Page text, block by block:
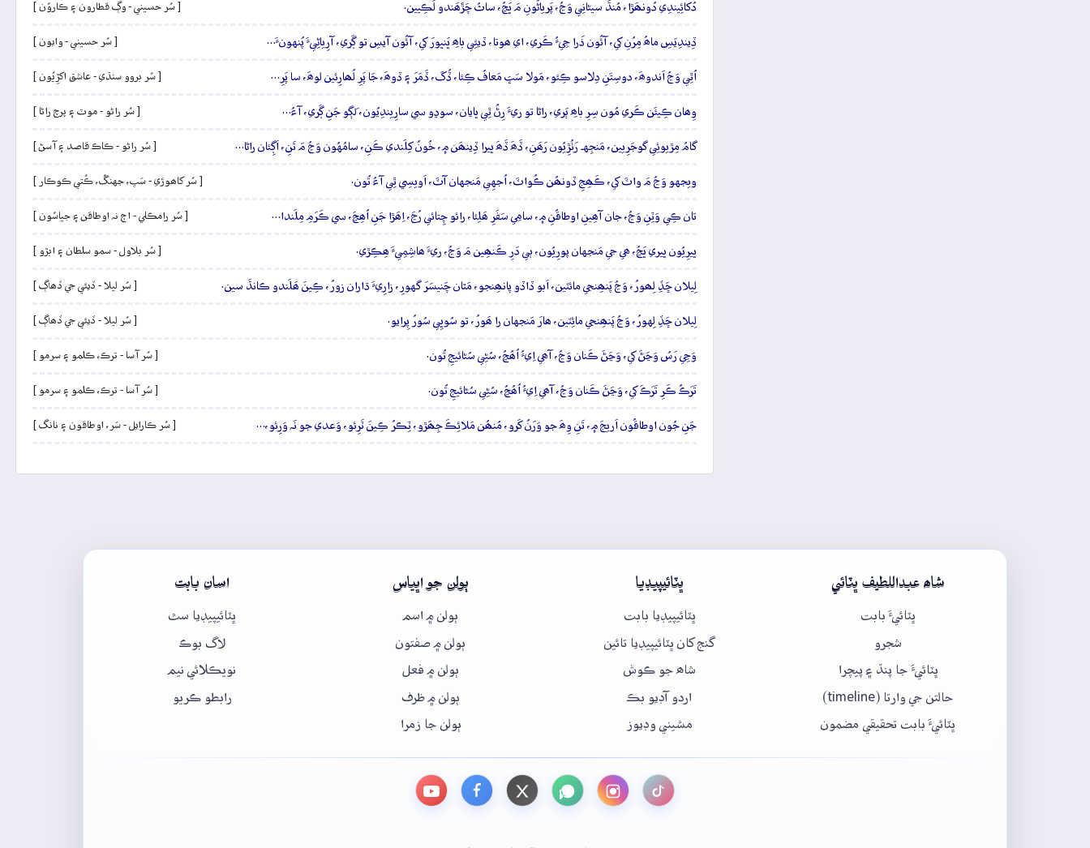
دُکائِيندِي دُونھَڙا، مُنڌَ سيڻانِي وَڃُ، پَرياڻُونِ مَ ڀَڃُ، ساٿُ چَڙَھَندو لَڪِيين. [ سُر حسيني - وڳ قطارون ۽ ڪاروُن ]
ڏِيندِيَسِ ماھُ مِرُنِ کي، آئُون ذَرا جِيءُ ڪَري، اي ھوتا، ڏيئِي باھِ ڀَنڀورَ کي، آئُون آيسِ تو ڳَري، آرِياڻِيءَ پُنهونءَ… [ سُر حسيني - وايون ]
اُٿِي وَڃُ اَندوھَ، دوسِتَنِ دِلِاسو ڪِئو، مَولا سَڀَ مَعافُ ڪِئا، ڏُکَ، ڏَمَرَ ۽ ڏوھَ، جَا پَرِ لُھارِئين لوھَ، سا پَرِ… [ سُر بروو سنڌي - عاشق اکڙِيُون ]
وِھان ڪِيئَن ڪَري مُون سِرِ باھِ ٻَري، راڻا تو ريءَ رِڻُ ٿِي ڀايان، سوڍو سي سارِيندِيُون، لَڳو جَنِ ڳَري، آءُ… [ سُر راڻو - موٽ ۽ پرچ راڻا ]
گامُ مِڙيوئِي گوجَرِيين، مَنجِهہ رَٺُڙِيُون رَھَنِ، ڏَھَ ڏَھَ ڀيرا ڏِينھَن ۾، خُونُ کِلَندي ڪَنِ، سامُهُون وَڃُ مَ تَنِ، اَڳِئان راڻا… [ سُر راڻو - ڪاڪ قاصد ۽ آسڻ ]
ويجهو وَڃُ مَ واٽَ کي، ڪَھِجِ ڏونھُن ڪُواٽَ، اُجهِي مَنجهان آٽَ، اَويسِي ٿِي آءُ تُون. [ سُر کاھوڙي - سَپ، جهنگُ، ڪُتي ڪوڪار ]
تان ڪِي وَٽِنِ وَڃُ، جان آھِينِ اوطاقُنِ ۾، سامِي سَفَرِ ھَلِئا، رائو چِتائي رُڃَ، اِھَڙا جَنِ اُھِڃَ، سي ڪَرَمِ مِلَندا… [ سُر رامڪلي - اڄ نہ اوطاقن ۽ جياسُون ]
ڀيرِيُون ڀيري ڀَڃُ، ھي جي مَنجهان پورِيُون، ٻي دَرِ ڪَنھِين مَ وَڃُ، ريءَ ھاشِمِيءَ ھِڪِڙي. [ سُر بلاول - سمو سلطان ۽ ابڙو ]
لِيلان ڇَڏِ لِھورُ، وَڃُ پَنھِنجي مائٽين، اَبو ڏاڏو پانھِنجو، مَٿان چَنيسَرَ گهورِ، زارِيءَ ڌاران زورُ، ڪِينَ ھَلَندو ڪانڌَ سين. [ سُر ليلا - ڏيئي جي ڏھاڳ ]
لِيلان ڇَڏِ لِهورُ، وَڃُ پَنھِنجي مائِٽين، ھارَ مَنجهان را ھَورُ، تو سُوڀِي سُورُ پِرايو. [ سُر ليلا - ڏيئي جي ڏھاڳ ]
وَڃِي رَسُ وَڃَڻَ کي، وَڃَڻَ ڪَنان وَڃُ، آھي اِيءُ اُھُڃُ، سُڻِي سُڻائيجِ تُون. [ سُر آسا - ترڪ، ڪلمو ۽ سرمو ]
تَرَڪُ ڪَرِ تَرَڪَ کي، وَڃَڻَ ڪَنان وَڃُ، آھي اِيءُ اُھُڃُ، سُڻِي سُڻائيجِ تُون. [ سُر آسا - ترڪ، ڪلمو ۽ سرمو ]
جَنِ جُون اوطاقُون اَريجَ ۾، تَنِ وِھَ جو وَرَنُ کَرو، مُنھُن مَلائِڪَ جِھَڙو، ٽِڪرُ ڪِينَ ٽَرِئو، وَعدي جو نَہ وَرِئو،… [ سُر ڪارايل - سَر، اوطاقون ۽ نانگ ]
شاھ عبداللطيف ڀٽائي
ڀٽائيءَ بابت
شجرو
ڀٽائيءَ جا پنڌ ۽ پيچرا
حالتن جي وارتا (timeline)
ڀٽائيءَ بابت تحقيقي مضمون
ڀٽائيپيڊيا
ڀٽائيپيڊيا بابت
گنج کان ڀٽائيپيڊيا تائين
شاھ جو ڪوش
اردو آڊيو بڪ
مشيني وڊيوز
ٻولن جو اڀياس
ٻولن ۾ اسم
ٻولن ۾ صفتون
ٻولن ۾ فعل
ٻولن ۾ ظرف
ٻولن جا زمرا
اسان بابت
ڀٽائيپيڊيا سٿ
لاگ بوڪ
نويڪلائي نيم
رابطو ڪريو